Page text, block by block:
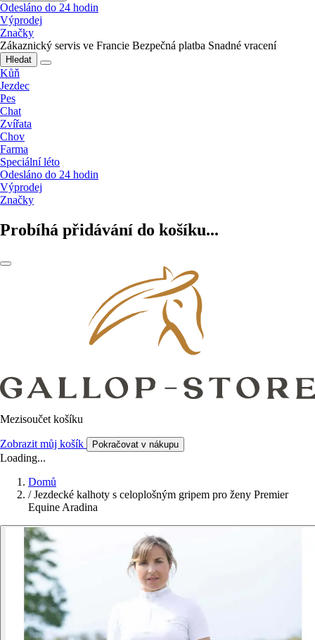
Odesláno do 24 hodin
Výprodej
Značky
Zákaznický servis ve Francie Bezpečná platba Snadné vracení
Hledat
Kůň
Jezdec
Pes
Chat
Zvířata
Chov
Farma
Speciální léto
Odesláno do 24 hodin
Výprodej
Značky
Probíhá přidávání do košíku...
Mezisoučet košíku
Zobrazit můj košík Pokračovat v nákupu
Loading...
Domů
/ Jezdecké kalhoty s celoplošným gripem pro ženy Premier
Equine Aradina